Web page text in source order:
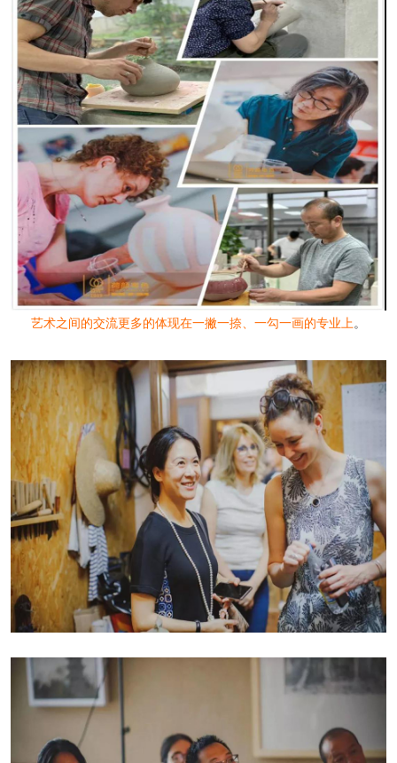
艺术之间的交流更多的体现在一撇一捺、一勾一画的专业上。